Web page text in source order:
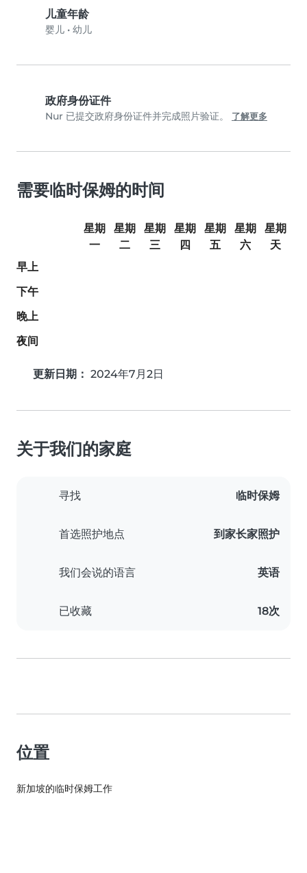
儿童年龄
婴儿 • 幼儿
政府身份证件
Nur 已提交政府身份证件并完成照片验证。 了解更多
需要临时保姆的时间
星期
一
星期
二
星期
三
星期
四
星期
五
星期
六
星期
天
早上
下午
晚上
夜间
更新日期： 2024年7月2日
关于我们的家庭
寻找 临时保姆
首选照护地点 到家长家照护
我们会说的语言 英语
已收藏 18次
位置
新加坡的临时保姆工作